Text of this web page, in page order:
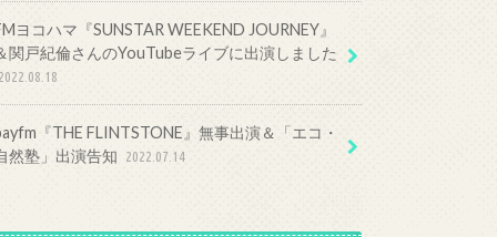
ヨコハマ『SUNSTAR WEEKEND JOURNEY』
関戸紀倫さんのYouTubeライブに出演しました
『THE FLINTSTONE』無事出演＆「エコ・
然塾」出演告知
2022.07.14